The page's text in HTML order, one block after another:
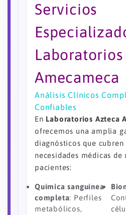
Servicios
Laboratorios
Amecameca
Análisis Clínicos
Confiables
En Laboratorios Azteca
ofrecemos una amplia
diagnósticos que cubren
necesidades médicas de
pacientes:
Química sanguínea
completa: Perfiles
metabólicos,